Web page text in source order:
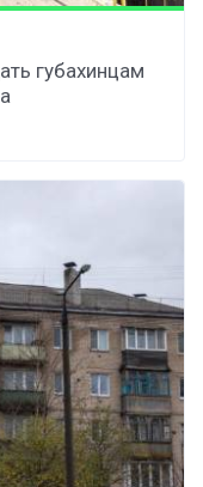
губахинцам